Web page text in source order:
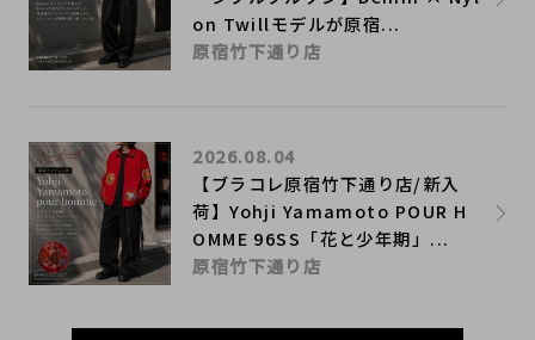
on Twillモデルが原宿...
原宿竹下通り店
【ブラコレ原宿竹下通り店/新入
荷】Yohji Yamamoto POUR H
OMME 96SS「花と少年期」...
2026.08.04
原宿竹下通り店